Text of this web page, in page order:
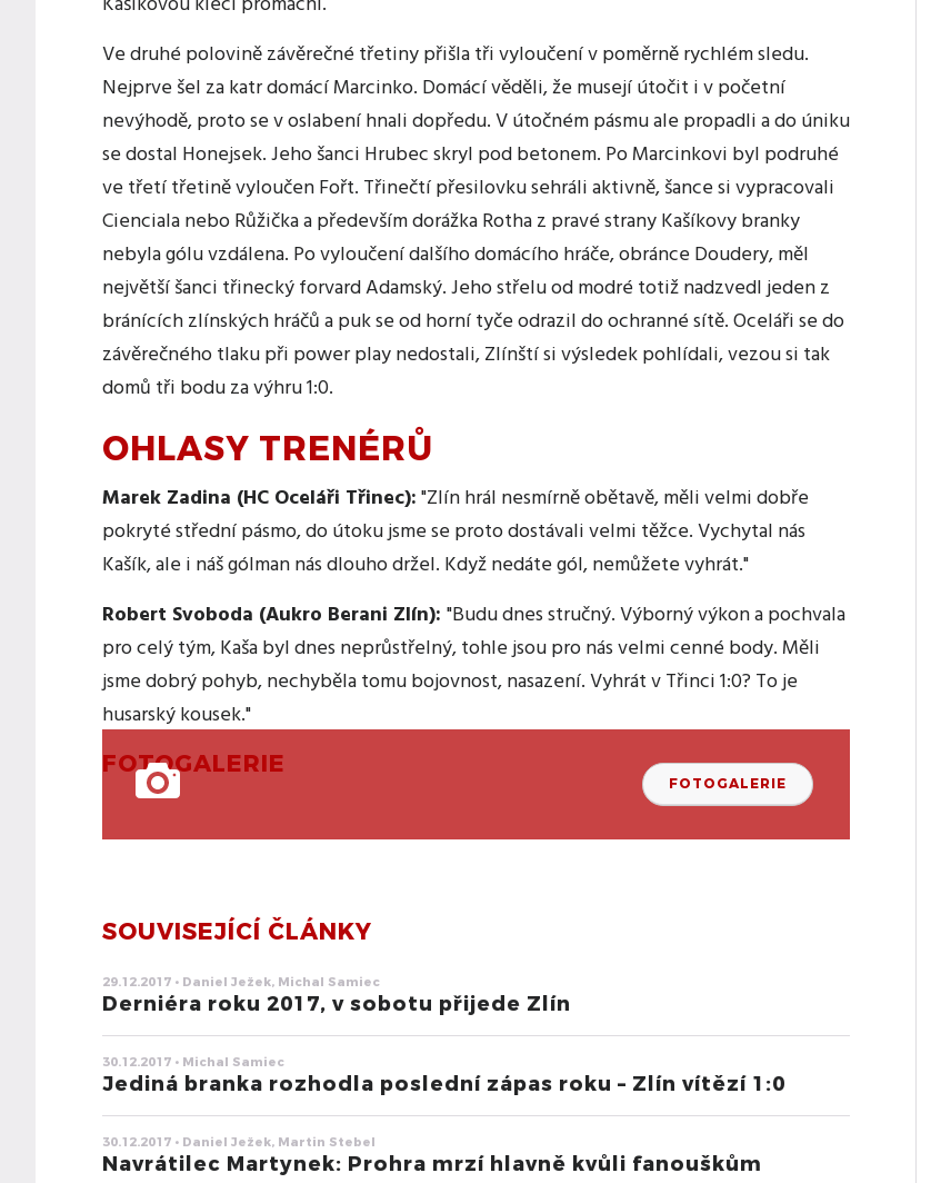
Ve druhé polovině závěrečné třetiny přišla tři vyloučení v poměrně rychlém sledu.
Nejprve šel za katr domácí Marcinko. Domácí věděli, že musejí útočit i v početní
nevýhodě, proto se v oslabení hnali dopředu. V útočném pásmu ale propadli a do úniku
se dostal Honejsek. Jeho šanci Hrubec skryl pod betonem. Po Marcinkovi byl podruhé
ve třetí třetině vyloučen Fořt. Třinečtí přesilovku sehráli aktivně, šance si vypracovali
Cienciala nebo Růžička a především dorážka Rotha z pravé strany Kašíkovy branky
nebyla gólu vzdálena. Po vyloučení dalšího domácího hráče, obránce Doudery, měl
největší šanci třinecký forvard Adamský. Jeho střelu od modré totiž nadzvedl jeden z
bránících zlínských hráčů a puk se od horní tyče odrazil do ochranné sítě. Oceláři se do
závěrečného tlaku při power play nedostali, Zlínští si výsledek pohlídali, vezou si tak
domů tři bodu za výhru 1:0.
OHLASY TRENÉRŮ
Marek Zadina (HC Oceláři Třinec):"Zlín hrál nesmírně obětavě, měli velmi dobře
pokryté střední pásmo, do útoku jsme se proto dostávali velmi těžce. Vychytal nás
Kašík, ale i náš gólman nás dlouho držel. Když nedáte gól, nemůžete vyhrát."
Robert Svoboda (Aukro Berani Zlín): "Budu dnes stručný. Výborný výkon a pochvala
pro celý tým, Kaša byl dnes neprůstřelný, tohle jsou pro nás velmi cenné body. Měli
jsme dobrý pohyb, nechyběla tomu bojovnost, nasazení. Vyhrát v Třinci 1:0? To je
husarský kousek."
FOTOGALERIE
FOTOGALERIE
SOUVISEJÍCÍ ČLÁNKY
29.12.2017 • Daniel Ježek, Michal Samiec
Derniéra roku 2017, v sobotu přijede Zlín
30.12.2017 • Michal Samiec
Jediná branka rozhodla poslední zápas roku – Zlín vítězí 1:0
30.12.2017 • Daniel Ježek, Martin Stebel
Navrátilec Martynek: Prohra mrzí hlavně kvůli fanouškům